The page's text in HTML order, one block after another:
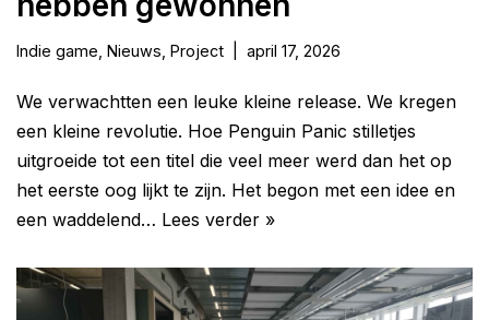
Indie game Nieuws Project april 17, 2026
We verwachtten een leuke kleine release. We kregen
een kleine revolutie. Hoe Penguin Panic stilletjes
uitgroeide tot een titel die veel meer werd dan het op
het eerste oog lijkt te zijn. Het begon met een idee en
een waddelend… Lees verder »